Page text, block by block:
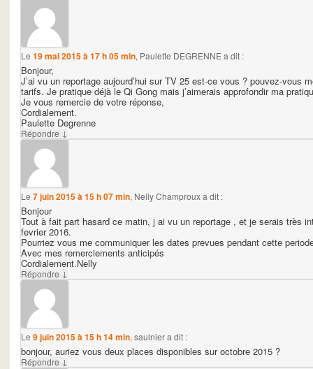
Le 19 mai 2015 à 17 h 05 min, Paulette DEGRENNE a dit :
Bonjour,
J’ai vu un reportage aujourd’hui sur TV 25 est-ce vous ? pouvez-vous
tarifs. Je pratique déjà le Qi Gong mais j’aimerais approfondir ma
Je vous remercie de votre réponse,
Cordialement.
Paulette Degrenne
Répondre ↓
Le 7 juin 2015 à 15 h 07 min, Nelly Champrouxa dit :
Bonjour
Tout à fait part hasard ce matin, j ai vu un reportage , et je serais très
fevrier 2016.
Pourriez vous me communiquer les dates prevues pendant cette
Avec mes remerciements anticipés
Cordialement.Nelly
Répondre ↓
Le 9 juin 2015 à 15 h 14 min, saulniera dit :
bonjour, auriez vous deux places disponibles sur octobre 2015 ?
Répondre ↓